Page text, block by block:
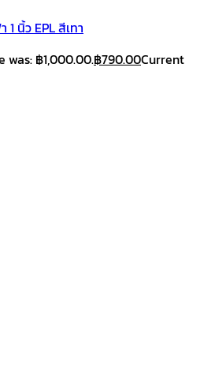
1 นิ้ว EPL สีเทา
was: ฿1,000.00.฿790.00Current